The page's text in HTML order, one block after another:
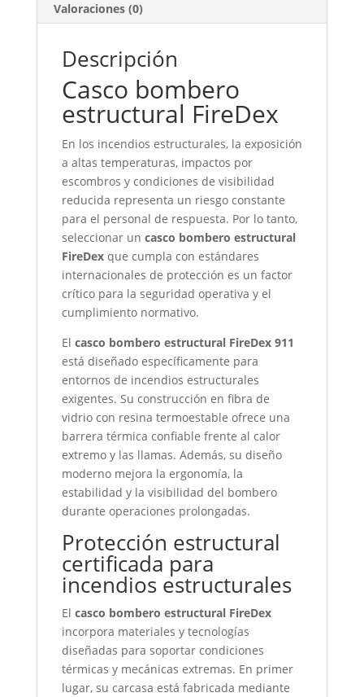
Valoraciones (0)
Descripción
Casco bombero
estructural FireDex
En los incendios estructurales, la exposición
a altas temperaturas, impactos por
escombros y condiciones de visibilidad
reducida representa un riesgo constante
para el personal de respuesta. Por lo tanto,
seleccionar un casco bombero estructural
FireDexque cumpla con estándares
internacionales de protección es un factor
crítico para la seguridad operativa y el
cumplimiento normativo.
El casco bombero estructural FireDex 911
está diseñado específicamente para
entornos de incendios estructurales
exigentes. Su construcción en fibra de
vidrio con resina termoestable ofrece una
barrera térmica confiable frente al calor
extremo y las llamas. Además, su diseño
moderno mejora la ergonomía, la
estabilidad y la visibilidad del bombero
durante operaciones prolongadas.
Protección estructural
certificada para
incendios estructurales
El casco bombero estructural FireDex
incorpora materiales y tecnologías
diseñadas para soportar condiciones
térmicas y mecánicas extremas. En primer
lugar, su carcasa está fabricada mediante